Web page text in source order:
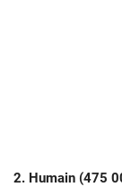
2. Humain (475